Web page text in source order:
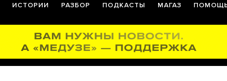
ИСТОРИИ РАЗБОР ПОДКАСТЫ МАГАЗ